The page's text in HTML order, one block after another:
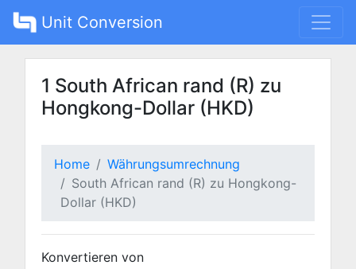
Unit Conversion
1 South African rand (R) zu
Hongkong-Dollar (HKD)
Home
Währungsumrechnung
South African rand (R) zu Hongkong-
Dollar (HKD)
Konvertieren von